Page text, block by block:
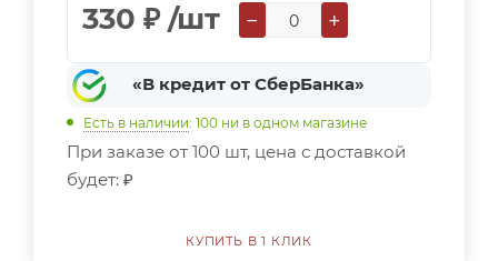
330 ₽ /шт − +
«В кредит от СберБанка»
Есть в наличии: 100 ни в одном магазине
При заказе от 100 шт, цена с доставкой
будет: ₽
КУПИТЬ В 1 КЛИК